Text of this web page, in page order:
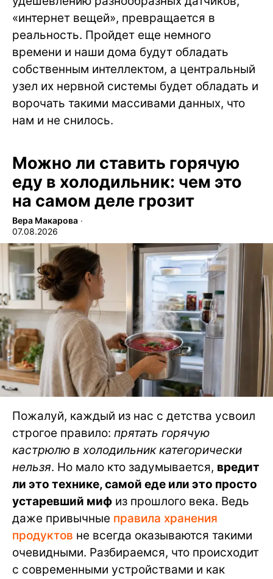
«интернет вещей», превращается в
реальность. Пройдет еще немного
времени и наши дома будут обладать
собственным интеллектом, а центральный
узел их нервной системы будет обладать и
ворочать такими массивами данных, что
нам и не снилось.
Можно ли ставить горячую
еду в холодильник: чем это
на самом деле грозит
Вера Макарова ∙
07.08.2026
Пожалуй, каждый из нас с детства усвоил
строгое правило: прятать горячую
кастрюлю в холодильник категорически
нельзя. Но мало кто задумывается, вредит
ли это технике, самой еде или это просто
устаревший миф из прошлого века. Ведь
даже привычные правила хранения
продуктов не всегда оказываются такими
очевидными. Разбираемся, что происходит
с современными устройствами и как